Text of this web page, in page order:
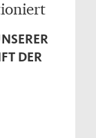
DER